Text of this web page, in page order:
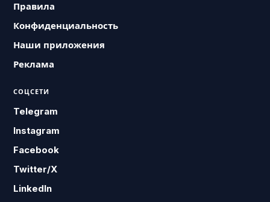
Правила
Конфиденциальность
Наши приложения
Реклама
СОЦСЕТИ
Telegram
Instagram
Facebook
Twitter/X
LinkedIn